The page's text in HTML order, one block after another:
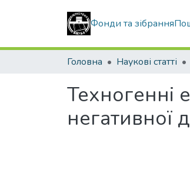
Фонди та зібрання
Головна Наукові статті
Техногенні
негативної